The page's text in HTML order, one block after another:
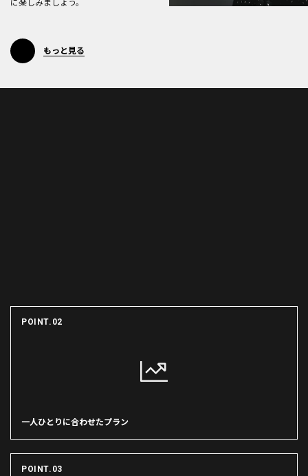
に楽しみましょう。
もっと見る
POINT.02
一人ひとりに合わせたプラン
POINT.03